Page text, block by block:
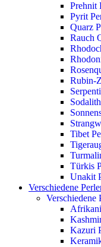
Prehnit
Pyrit
Quarz
Rauch
Rubin-
Tibet
Türkis
Unakit
Verschiedene
Verschiedene
Kazuri